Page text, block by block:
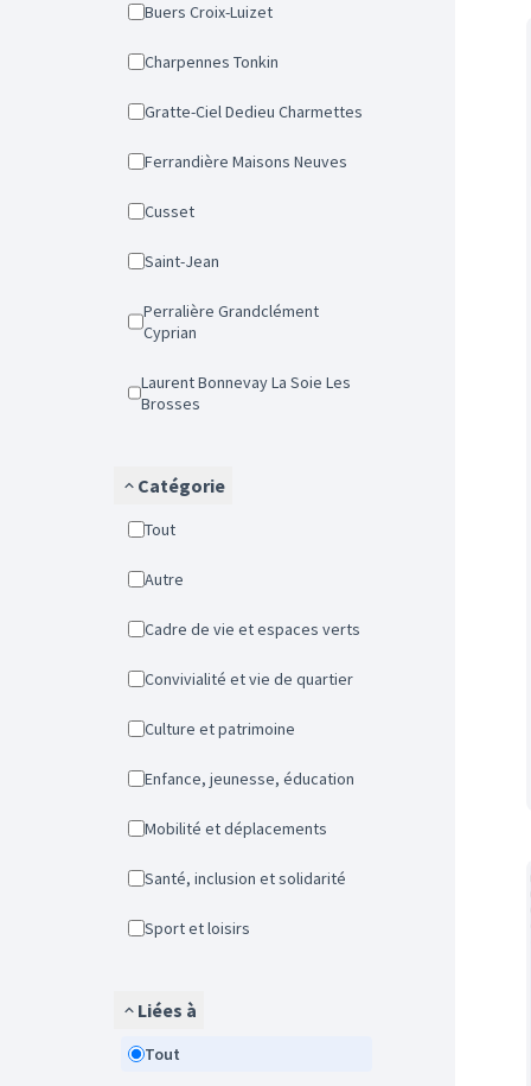
Buers Croix-Luizet
Charpennes Tonkin
Gratte-Ciel Dedieu Charmettes
Ferrandière Maisons Neuves
Cusset
Saint-Jean
Perralière Grandclément
Cyprian
Laurent Bonnevay La Soie Les
Brosses
Catégorie
Tout
Autre
Cadre de vie et espaces verts
Convivialité et vie de quartier
Culture et patrimoine
Enfance, jeunesse, éducation
Mobilité et déplacements
Santé, inclusion et solidarité
Sport et loisirs
Liées à
Tout